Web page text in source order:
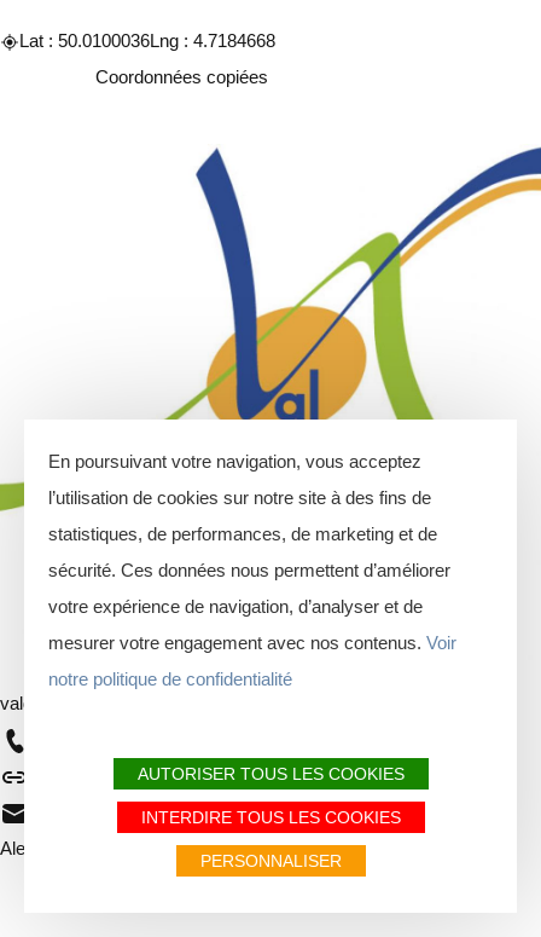
Lat : 50.0100036Lng : 4.7184668
Coordonnées copiées
valdardenne
https://www.valdardennetourisme.com
info@valdardenne.com
Alerte
En poursuivant votre navigation, vous acceptez
l’utilisation de cookies sur notre site à des fins de
statistiques, de performances, de marketing et de
sécurité. Ces données nous permettent d’améliorer
votre expérience de navigation, d’analyser et de
mesurer votre engagement avec nos contenus. Voir
notre politique de confidentialité
AUTORISER TOUS LES COOKIES
INTERDIRE TOUS LES COOKIES
PERSONNALISER